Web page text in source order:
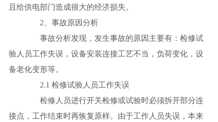
且给供电部门造成很大的经济损失。
2、事故原因分析
事故分析发现，发生事故的原因主要有：检修试
验人员工作失误，设备安装连接工艺不当，负荷变化，设
备老化变形等。
2.1 检修试验人员工作失误
检修人员进行开关检修或试验时必须拆开部分连
接点，工作结束时再恢复原样。由于工作人员失误，本来